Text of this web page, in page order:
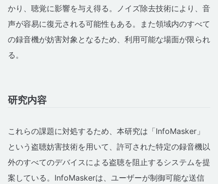
かり、聴覚に影響を与え得る。ノイズ除去技術により、音
声が容易に復元される可能性もある。また領域内のすべて
の録音機が妨害対象となるため、利用可能な場面が限られ
る。
研究内容
これらの課題に対処するため、本研究は「InfoMasker」
という盗聴妨害技術を用いて、許可された特定の録音機以
外のすべてのデバイスによる盗聴を阻止するシステムを提
案している。InfoMaskerは、ユーザーが制御可能な送信